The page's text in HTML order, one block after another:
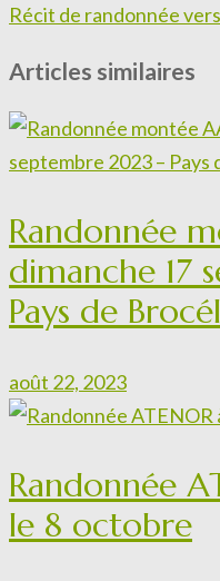
Récit de randonnée
Articles similaires
Randonnée
dimanche 17
Pays de
août 22, 2023
Randonnée
le 8 octobre